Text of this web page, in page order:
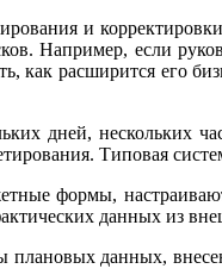
и
Например, если
как расширится его
дней, нескольких
Типовая
формы,
данных из
данных,